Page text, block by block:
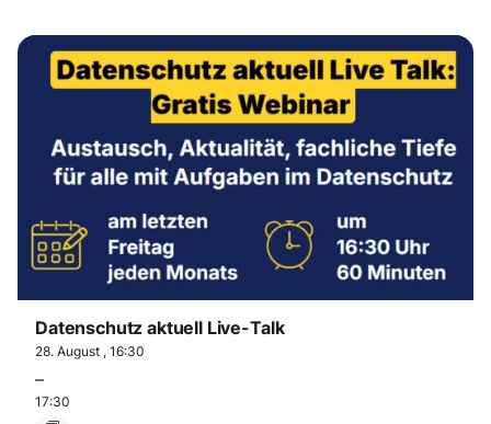
Datenschutz aktuell Live-Talk
28. August , 16:30
–
17:30